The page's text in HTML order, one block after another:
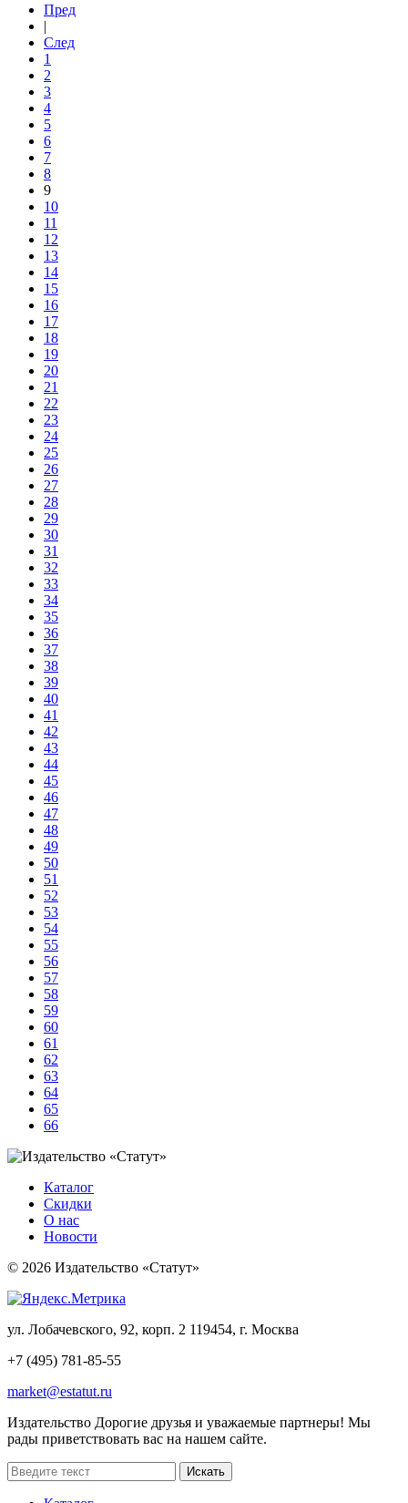
Пред
|
След
1
2
3
4
5
6
7
8
9
10
11
12
13
14
15
16
17
18
19
20
21
22
23
24
25
26
27
28
29
30
31
32
33
34
35
36
37
38
39
40
41
42
43
44
45
46
47
48
49
50
51
52
53
54
55
56
57
58
59
60
61
62
63
64
65
66
Каталог
Скидки
О нас
Новости
© 2026 Издательство «Статут»
ул. Лобачевского, 92, корп. 2 119454, г. Москва
+7 (495) 781-85-55
market@estatut.ru
Издательство Дорогие друзья и уважаемые партнеры! Мы
рады приветствовать вас на нашем сайте.